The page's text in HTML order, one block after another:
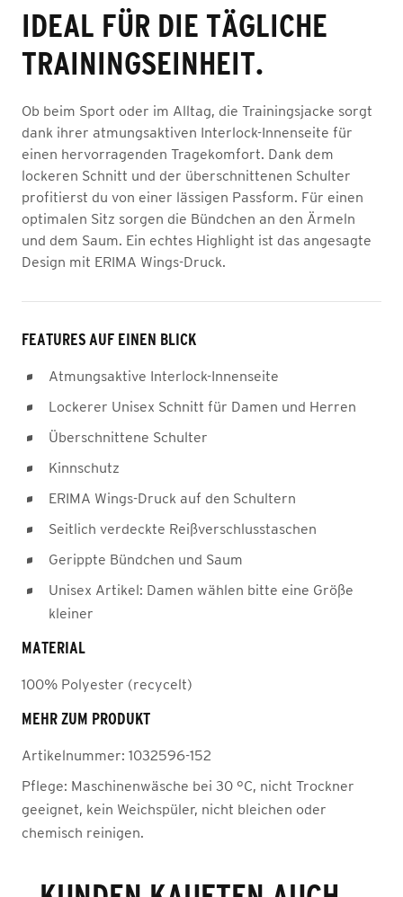
IDEAL FÜR DIE TÄGLICHE
TRAININGSEINHEIT.
Ob beim Sport oder im Alltag, die Trainingsjacke sorgt
dank ihrer atmungsaktiven Interlock-Innenseite für
einen hervorragenden Tragekomfort. Dank dem
lockeren Schnitt und der überschnittenen Schulter
profitierst du von einer lässigen Passform. Für einen
optimalen Sitz sorgen die Bündchen an den Ärmeln
und dem Saum. Ein echtes Highlight ist das angesagte
Design mit ERIMA Wings-Druck.
FEATURES AUF EINEN BLICK
Atmungsaktive Interlock-Innenseite
Lockerer Unisex Schnitt für Damen und Herren
Überschnittene Schulter
Kinnschutz
ERIMA Wings-Druck auf den Schultern
Seitlich verdeckte Reißverschlusstaschen
Gerippte Bündchen und Saum
Unisex Artikel: Damen wählen bitte eine Größe
kleiner
MATERIAL
100% Polyester (recycelt)
MEHR ZUM PRODUKT
Artikelnummer: 1032596-152
Pflege: Maschinenwäsche bei 30 °C, nicht Trockner
geeignet, kein Weichspüler, nicht bleichen oder
chemisch reinigen.